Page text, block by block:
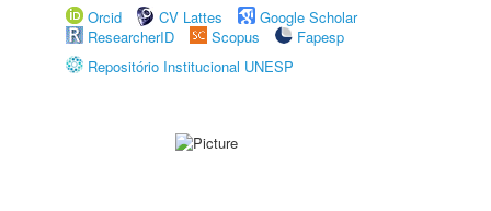
Orcid
CV Lattes
Google Scholar
ResearcherID
Scopus
Fapesp
Repositório Institucional UNESP